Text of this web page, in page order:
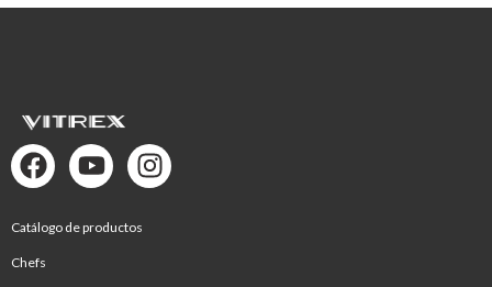
Catálogo de productos
Chefs